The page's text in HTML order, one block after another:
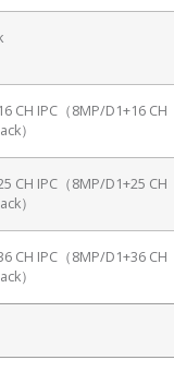
CH IPC（8MP/D1+16 CH
）
CH IPC（8MP/D1+25 CH
）
CH IPC（8MP/D1+36 CH
）